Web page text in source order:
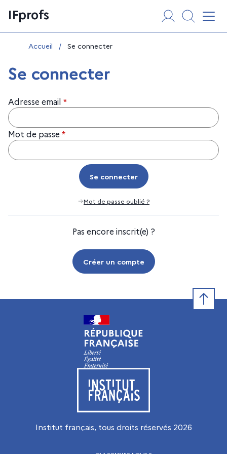
au
contenu
IFprofs
Vous êtes ici :
Accueil / Se connecter
Se connecter
Adresse email *
Mot de passe *
Se connecter
Se connecter
Mot de passe oublié ?
Pas encore inscrit(e) ?
Créer un compte
Visiter le site de l’Institut français
Institut français, tous droits réservés 2026